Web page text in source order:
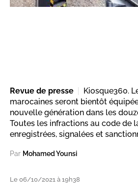
Revue de presse
Kiosque360.
marocaines seront bientôt
nouvelle génération dans les
Toutes les infractions au code de
enregistrées, signalées et
Par Mohamed Younsi
Le 06/10/2021 à 19h38